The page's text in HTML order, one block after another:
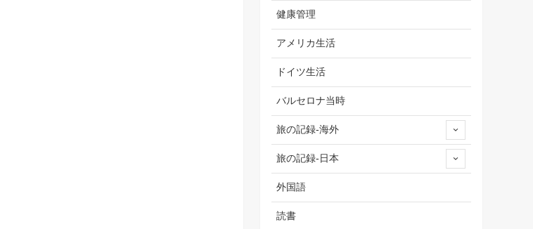
健康管理
アメリカ生活
ドイツ生活
バルセロナ当時
旅の記録-海外
旅の記録-日本
外国語
読書